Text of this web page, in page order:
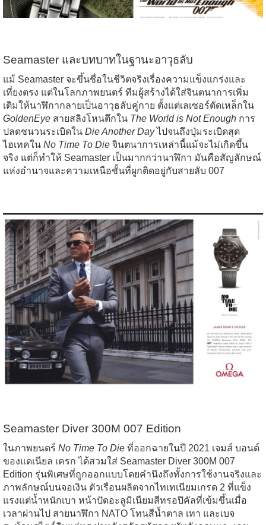
Seamaster และบทบาทในฐานะอาวุธลับ
แม้ Seamaster จะขึ้นชื่อในชีวิตจริงเรื่องความแข็งแกร่งและ
เที่ยงตรง แต่ในโลกภาพยนตร์ ทีมผู้สร้างได้ใส่จินตนาการเพิ่ม
เติมให้นาฬิกากลายเป็นอาวุธลับคู่กาย ตั้งแต่เลเซอร์ตัดเหล็กใน
GoldenEye สายสลิงโหนตึกใน The World is Not Enough การ
ปลดชนวนระเบิดใน Die Another Dayไปจนถึงปุ่มระเบิดสุด
ไฮเทคใน No Time To Die จินตนาการเหล่านี้แม้จะไม่เกิดขึ้น
จริง แต่ก็ทำให้ Seamaster เป็นมากกว่านาฬิกา มันคือสัญลักษณ์
แห่งอำนาจและความเหนือชั้นที่ผูกติดอยู่กับสายลับ 007
Seamaster Diver 300M 007 Edition
ในภาพยนตร์ No Time To Die ที่ออกฉายในปี 2021 เจมส์ บอนด์
ของแดเนียล เครก ได้สวมใส่ Seamaster Diver 300M 007
Edition รุ่นพิเศษที่ถูกออกแบบโดยคำนึงถึงทั้งการใช้งานจริงและ
ภาพลักษณ์บนจอเงิน ตัวเรือนผลิตจากไทเทเนียมเกรด 2 ที่แข็ง
แรงแต่น้ำหนักเบา หน้าปัดอะลูมิเนียมสีทรอปิคัลที่เข้มขึ้นเมื่อ
เวลาผ่านไป สายนาฬิกา NATO โทนสีน้ำตาล เทา และเบจ